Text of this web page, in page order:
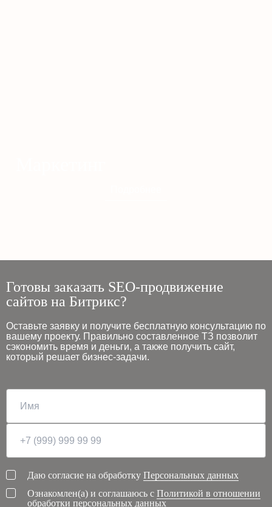
Готовы заказать SEO-продвижение
сайтов на Битрикс?
Оставьте заявку и получите бесплатную консультацию по
вашему проекту. Правильно составленное ТЗ позволит
сэкономить время и деньги, а также получить сайт,
который решает бизнес-задачи.
Даю согласие на обработку Персональных данных
Ознакомлен(а) и соглашаюсь с Политикой в отношении
обработки персональных данных